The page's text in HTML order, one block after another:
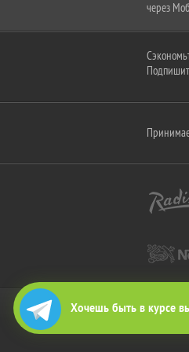
Хочешь быть в курсе
через
2010-
Все